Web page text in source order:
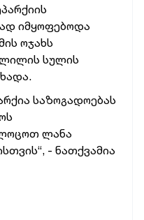
იმყოფებოდა
ოჯახს
სულის
საზოგადოებას
ლანა
- ნათქვამია